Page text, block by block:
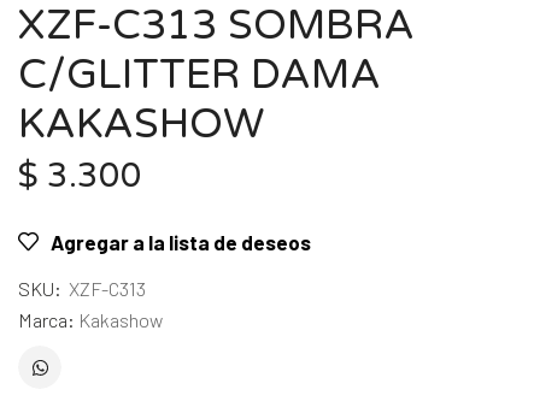
XZF-C313 SOMBRA
C/GLITTER DAMA
KAKASHOW
$ 3.300
Agregar a la lista de deseos
SKU: XZF-C313
Marca: Kakashow